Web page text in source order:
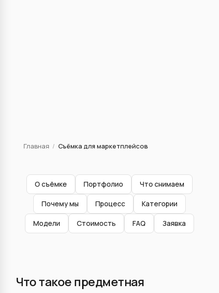
Главная / Съёмка для маркетплейсов
О съёмке Портфолио Что снимаем
Почему мы Процесс Категории
Модели Стоимость FAQ Заявка
Что такое предметная